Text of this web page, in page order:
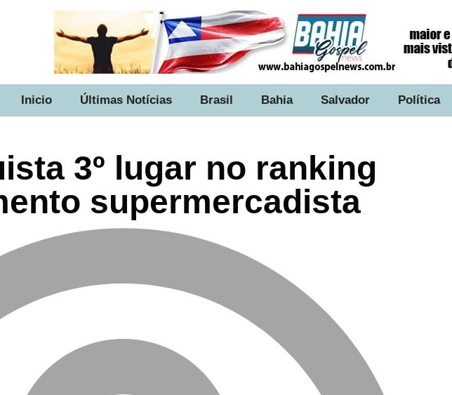
Inicio Últimas Notícias Brasil Bahia Salvador Política
3º lugar no ranking
supermercadista